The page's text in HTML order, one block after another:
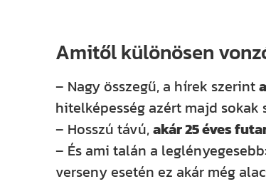
Amitől különösen
– Nagy összegű, a hírek szerint
hitelképesség azért majd
– Hosszú távú,akár 25 éves
– És ami talán a
verseny esetén ez akár még